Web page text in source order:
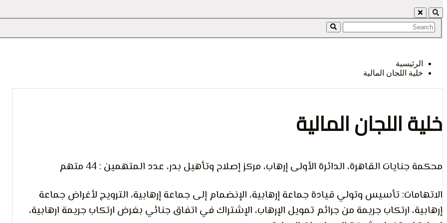
الرأي و
الإنسان
الرئيسية
خلية اللجان المالية
خلية اللجان المالية
محكمة جنايات القاهرة، الدائرة الأولى إرهاب، مركز إصلاح وتأهيل بدر، عدد المتهمين : 44 متهم
الاتهامات: تأسيس وتولي قيادة جماعة إرهابية، الإنضمام إلى جماعة إرهابية، الترويج لأغراض جماعة
إرهابية، ارتكاب جريمة من جرائم تمويل الإرهاب، الإشتراك في اتفاق جنائي بغرض ارتكاب جريمة ارهابية،